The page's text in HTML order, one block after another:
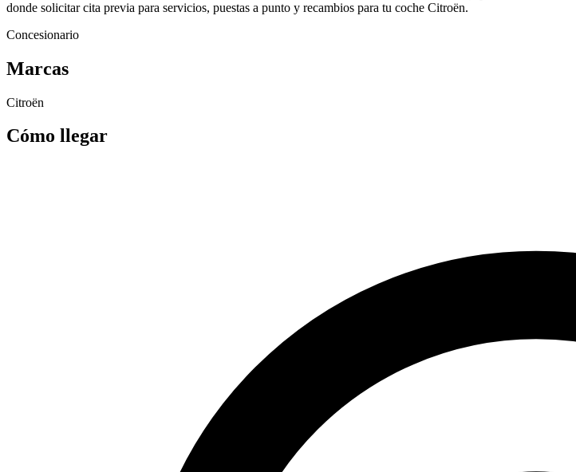
donde solicitar cita previa para servicios, puestas a punto y recambios para tu coche Citroën.
Concesionario
Marcas
Citroën
Cómo llegar